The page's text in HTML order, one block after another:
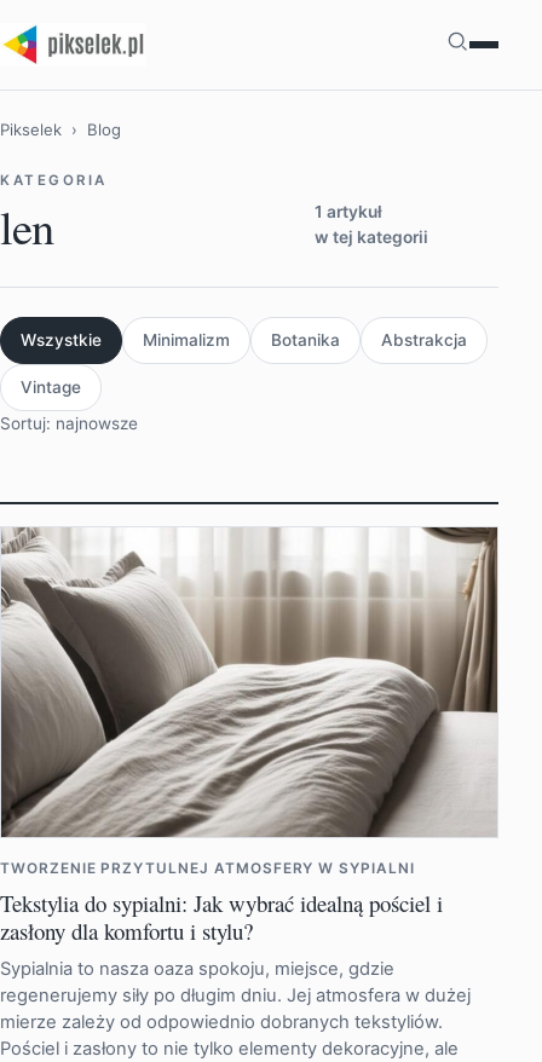
Szukaj
Pikselek › Blog
KATEGORIA
len
1 artykuł
w tej kategorii
Wszystkie Minimalizm Botanika Abstrakcja
Vintage
Sortuj: najnowsze
TWORZENIE PRZYTULNEJ ATMOSFERY W SYPIALNI
Tekstylia do sypialni: Jak wybrać idealną pościel i
zasłony dla komfortu i stylu?
Sypialnia to nasza oaza spokoju, miejsce, gdzie
regenerujemy siły po długim dniu. Jej atmosfera w dużej
mierze zależy od odpowiednio dobranych tekstyliów.
Pościel i zasłony to nie tylko elementy dekoracyjne, ale